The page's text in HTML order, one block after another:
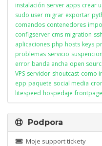
instalación server apps crear
sudo user migrar exportar
comandos contenedores
configserver cms migration ssh
aplicaciones php hosts keys
problemas servicio suspencion
error banda ancha open
VPS servidor shoutcast como
epp paquete social media
litespeed hospedaje frontpage
Podpora
Moje support tickety